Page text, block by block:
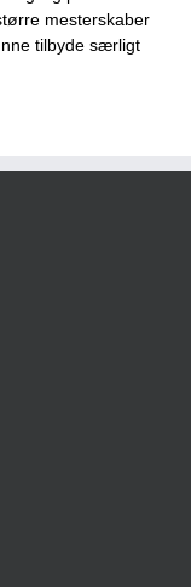
mesterskaber
tilbyde særligt